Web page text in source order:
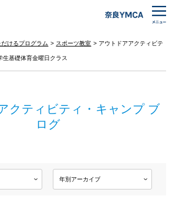
だけるプログラム スポーツ教室 アウトドアアクティビテ
生基礎体育金曜日クラス
クティビティ・キャンプ ブ
ログ